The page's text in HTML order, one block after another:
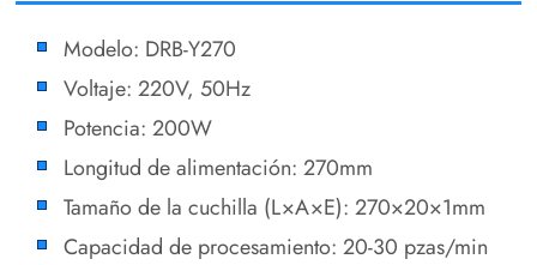
Modelo: DRB-Y270
Voltaje: 220V, 50Hz
Potencia: 200W
Longitud de alimentación: 270mm
Tamaño de la cuchilla (L×A×E): 270×20×1mm
Capacidad de procesamiento: 20-30 pzas/min